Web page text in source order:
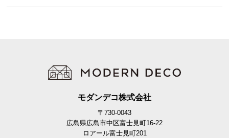
モダンデコ株式会社
〒730-0043
広島県広島市中区富士見町16-22
ロアール富士見町201